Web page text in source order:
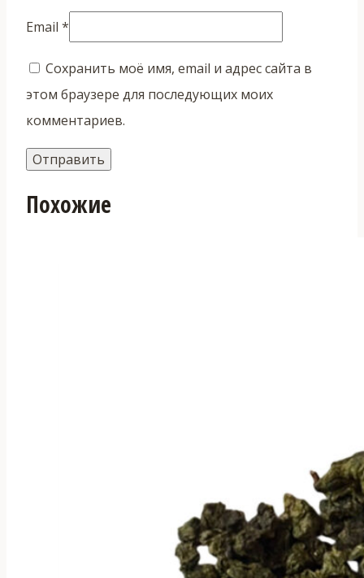
Email *
Сохранить моё имя, email и адрес сайта в
этом браузере для последующих моих
комментариев.
Похожие